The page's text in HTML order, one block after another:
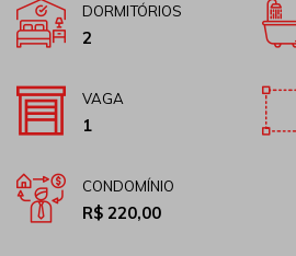
DORMITÓRIOS
2
VAGA
1
CONDOMÍNIO
R$ 220,00